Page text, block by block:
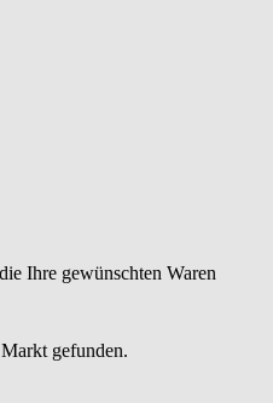
Ihre gewünschten Waren
gefunden.